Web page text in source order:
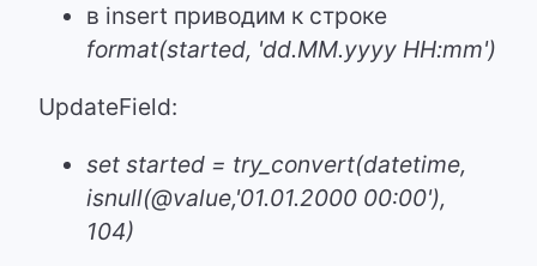
в insert приводим к строке
format(started, 'dd.MM.yyyy HH:mm')
UpdateField:
set started = try_convert(datetime,
isnull(@value,'01.01.2000 00:00'),
104)